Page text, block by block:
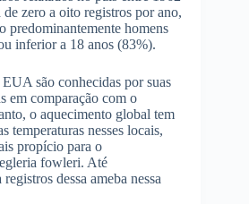
zero a oito registros por ano,
predominantemente homens
inferior a 18 anos (83%).
são conhecidas por suas
em comparação com o
o aquecimento global tem
temperaturas nesses locais,
propício para o
fowleri. Até
dessa ameba nessa